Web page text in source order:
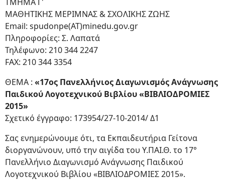
ΜΑΘΗΤΙΚΗΣ ΜΕΡΙΜΝΑΣ & ΣΧΟΛΙΚΗΣ ΖΩΗΣ
Email: spudonpe(ΑΤ)minedu.goν.gr
Πληροφορίες: Σ. Λαπατά
Τηλέφωνο: 210 344 2247
FAX: 210 344 3354
ΘΕΜΑ : «17ος Πανελλήνιος Διαγωνισμός Ανάγνωσης
Παιδικού Λογοτεχνικού Βιβλίου «ΒΙΒΛΙΟΔΡΟΜΙΕΣ
2015»
Σχετικό έγγραφο: 173954/27-10-2014/ Δ1
Σας ενημερώνουμε ότι, τα Εκπαιδευτήρια Γείτονα
διοργανώνουν, υπό την αιγίδα του Υ.ΠΑΙ.Θ. το 17°
Πανελλήνιο Διαγωνισμό Ανάγνωσης Παιδικού
Λογοτεχνικού Βιβλίου «ΒΙΒΛΙΟΔΡΟΜΙΕΣ 2015».